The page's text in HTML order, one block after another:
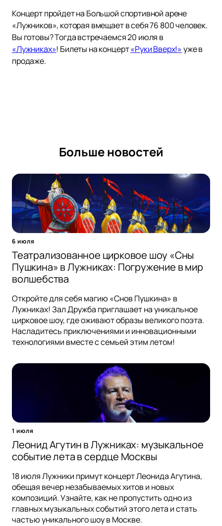
Концерт пройдет на Большой спортивной арене
«Лужников», которая вмещает в себя 76 800 человек.
Вы готовы? Тогда встречаемся 20 июля в
«Лужниках»! Билеты на концерт«Руки Вверх!»уже в
продаже.
Больше новостей
6 июля
Театрализованное цирковое шоу «Сны
Пушкина» в Лужниках: Погружение в мир
волшебства
Откройте для себя магию «Снов Пушкина» в
Лужниках! Зал Дружба приглашает на уникальное
цирковое шоу, где оживают образы великого поэта.
Насладитесь приключениями и инновационными
технологиями вместе с семьей этим летом!
1 июля
Леонид Агутин в Лужниках: музыкальное
событие лета в сердце Москвы
18 июля Лужники примут концерт Леонида Агутина,
обещая вечер незабываемых хитов и новых
композиций. Узнайте, как не пропустить одно из
главных музыкальных событий этого лета и стать
частью уникального шоу в Москве.